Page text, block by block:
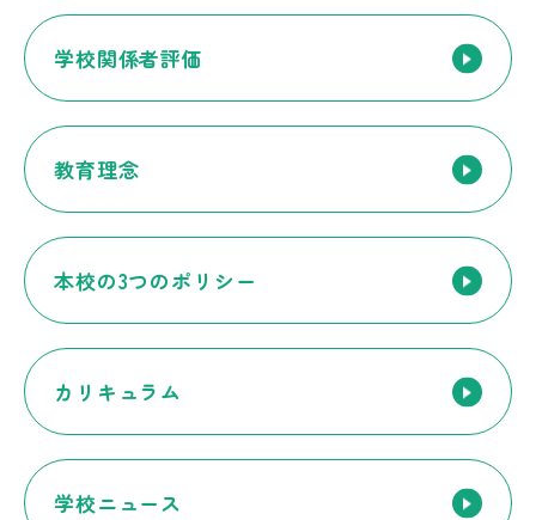
学校関係者評価
教育理念
本校の3つのポリシー
カリキュラム
学校ニュース